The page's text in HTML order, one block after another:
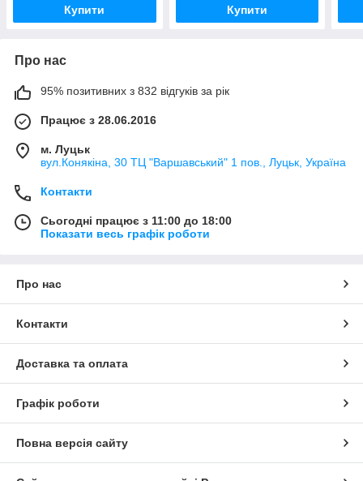
Купити Купити
Про нас
95% позитивних з 832 відгуків за рік
Працює з 28.06.2016
м. Луцьк
вул.Конякіна, 30 ТЦ "Варшавський" 1 пов., Луцьк, Україна
Контакти
Сьогодні працює з 11:00 до 18:00
Показати весь графік роботи
Про нас
Контакти
Доставка та оплата
Графік роботи
Повна версія сайту